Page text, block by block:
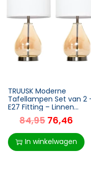
TRUUSK Moderne
Tafellampen Set van 2
E27 Fitting – Linnen
Lampenkap – Amber
– Voor Sfeervolle
Verlichting in Huis
84,95 76,46
In winkelwagen